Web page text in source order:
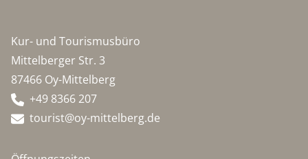
Kur- und Tourismusbüro
Mittelberger Str. 3
87466 Oy-Mittelberg
+49 8366 207
tourist@oy-mittelberg.de